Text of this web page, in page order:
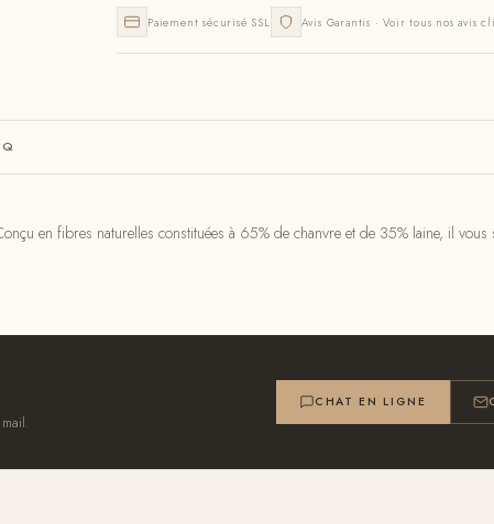
Paiement sécurisé SSL Avis Garantis · Voir tous nos avis
en fibres naturelles constituées à 65% de chanvre et de 35% laine, il
CHAT EN LIGNE